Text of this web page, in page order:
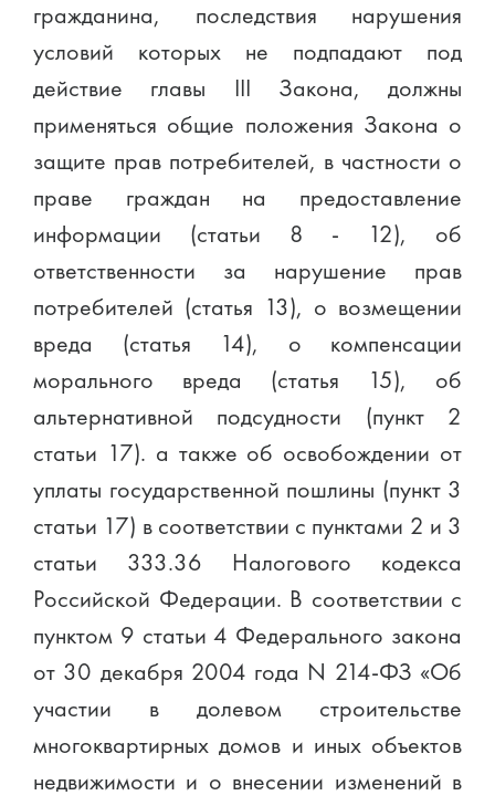
гражданина, последствия нарушения
условий которых не подпадают под
действие главы III Закона, должны
применяться общие положения Закона о
защите прав потребителей, в частности о
праве граждан на предоставление
информации (статьи 8 - 12), об
ответственности за нарушение прав
потребителей (статья 13), о возмещении
вреда (статья 14), о компенсации
морального вреда (статья 15), об
альтернативной подсудности (пункт 2
статьи 17). а также об освобождении от
уплаты государственной пошлины (пункт 3
статьи 17) в соответствии с пунктами 2 и 3
статьи 333.36 Налогового кодекса
Российской Федерации. В соответствии с
пунктом 9 статьи 4 Федерального закона
от 30 декабря 2004 года N 214-ФЗ «Об
участии в долевом строительстве
многоквартирных домов и иных объектов
недвижимости и о внесении изменений в